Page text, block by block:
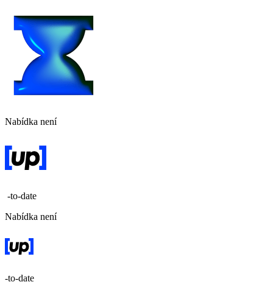
Nabídka není
-to-date
Nabídka není
-to-date